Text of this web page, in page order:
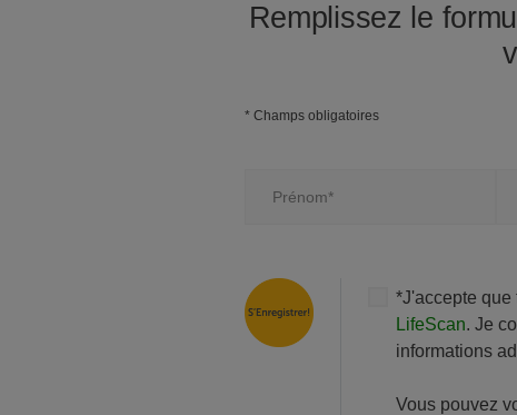
Remplissez le
* Champs obligatoires
*J'accepte que
LifeScan. Je
informations
Vous pouvez